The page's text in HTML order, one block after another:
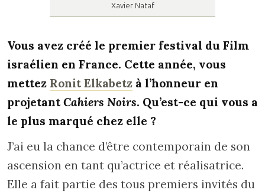
Xavier Nataf
Vous avez créé le premier festival du Film
israélien en France. Cette année, vous
mettez Ronit Elkabetz à l’honneur en
projetantCahiers Noirs. Qu’est-ce qui vous a
le plus marqué chez elle ?
J’ai eu la chance d’être contemporain de son
ascension en tant qu’actrice et réalisatrice.
Elle a fait partie des tous premiers invités du